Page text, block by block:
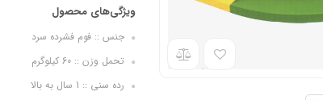
ویژگی‌های محصول
جنس :: فوم فشرده سرد
تحمل وزن :: 60 کیلوگرم
رده سنی :: 1 سال به بالا